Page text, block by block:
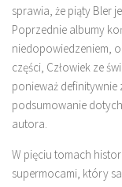
sprawia, że piąty Bler
Poprzednie albumy
niedopowiedzeniem,
części, Człowiek ze
ponieważ definitywnie
podsumowanie
autora.
W pięciu tomach
supermocami, który